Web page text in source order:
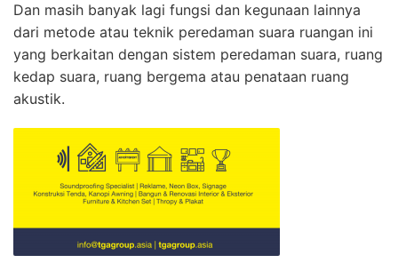
Dan masih banyak lagi fungsi dan kegunaan lainnya
dari metode atau teknik peredaman suara ruangan ini
yang berkaitan dengan sistem peredaman suara, ruang
kedap suara, ruang bergema atau penataan ruang
akustik.